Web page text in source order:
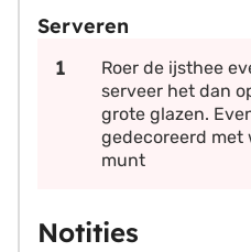
Serveren
Roer de ijsthee
serveer het dan
grote glazen.
gedecoreerd met
munt
Notities